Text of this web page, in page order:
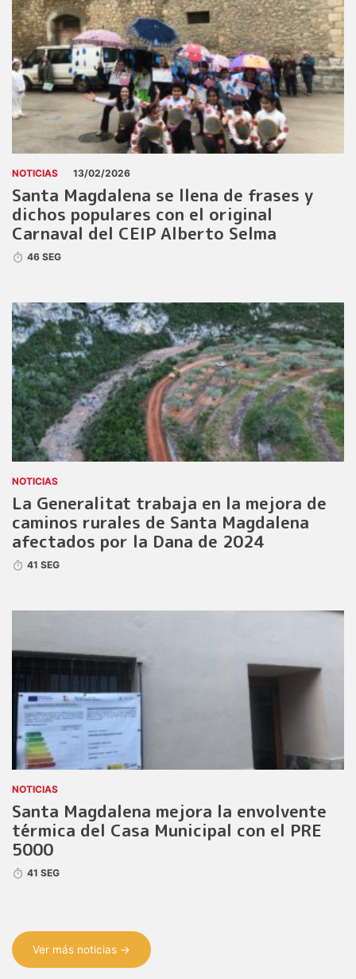
NOTICIAS 13/02/2026
Santa Magdalena se llena de frases y
dichos populares con el original
Carnaval del CEIP Alberto Selma
46 SEG
NOTICIAS
La Generalitat trabaja en la mejora de
caminos rurales de Santa Magdalena
afectados por la Dana de 2024
41 SEG
NOTICIAS
Santa Magdalena mejora la envolvente
térmica del Casa Municipal con el PRE
5000
41 SEG
Ver más noticias →